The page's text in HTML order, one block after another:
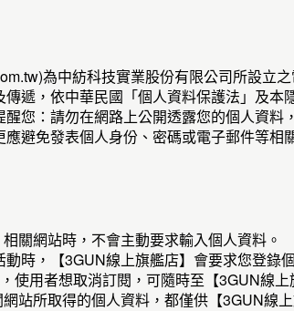
為中紡科技實業股份有限公司所設立
遞，依中華民國「個人資料保護法」及
您：請勿在網路上公開透露您的個人資
避免發表個人身份、密碼或電子郵件等相
關網站時，不會主動要求輸入個人資料。
時，【3GUN線上旗艦店】會要求您登錄
使用者想取消訂閱，可隨時至【3GUN線上
網站所取得的個人資料，都僅供【3GUN